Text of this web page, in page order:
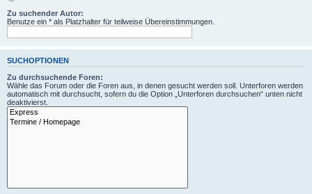
Zu suchender Autor:
Benutze ein * als Platzhalter für teilweise Übereinstimmungen.
SUCHOPTIONEN
Zu durchsuchende Foren:
Wähle das Forum oder die Foren aus, in denen gesucht werden soll. Unterforen werden
automatisch mit durchsucht, sofern du die Option „Unterforen durchsuchen“ unten nicht
deaktivierst.